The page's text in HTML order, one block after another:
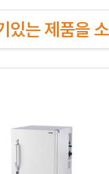
는 제품을